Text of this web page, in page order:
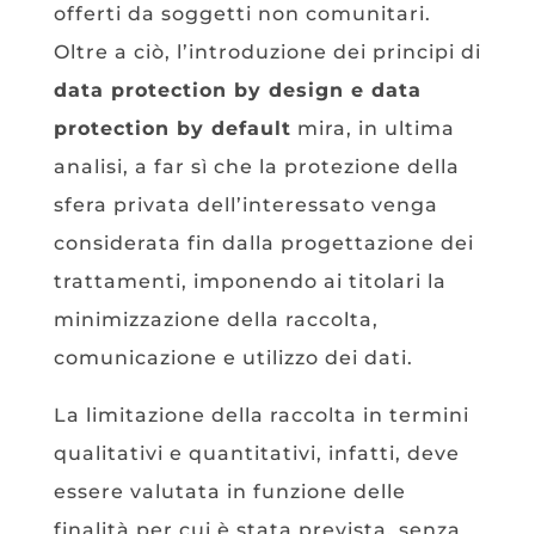
offerti da soggetti non comunitari.
Oltre a ciò, l’introduzione dei principi di
data protection by design e data
protection by default mira, in ultima
analisi, a far sì che la protezione della
sfera privata dell’interessato venga
considerata fin dalla progettazione dei
trattamenti, imponendo ai titolari la
minimizzazione della raccolta,
comunicazione e utilizzo dei dati.
La limitazione della raccolta in termini
qualitativi e quantitativi, infatti, deve
essere valutata in funzione delle
finalità per cui è stata prevista, senza